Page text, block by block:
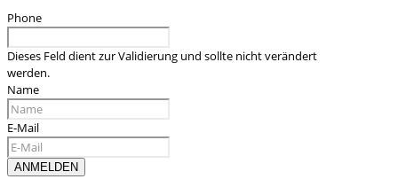
Phone
Dieses Feld dient zur Validierung und sollte nicht verändert
werden.
Name
E-Mail